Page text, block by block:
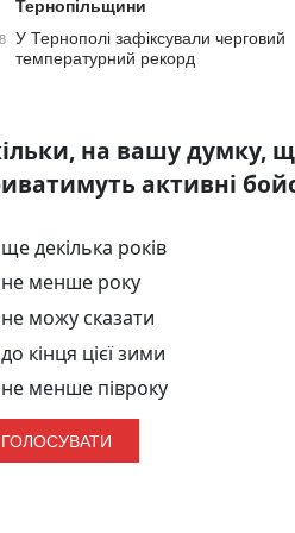
Тернопільщини
У Тернополі зафіксували черговий
температурний рекорд
на вашу думку,
активні
ще декілька років
не менше року
не можу сказати
до кінця цієї зими
не менше півроку